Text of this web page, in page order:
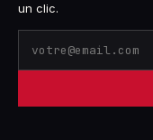
un clic.